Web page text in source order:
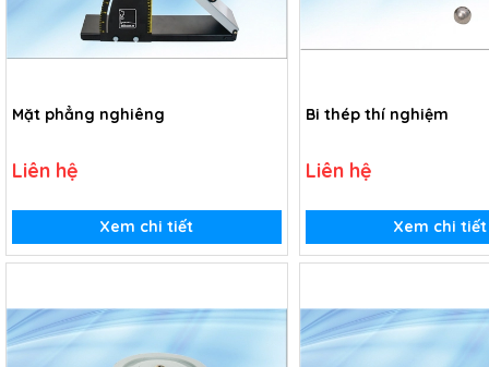
Mặt phẳng nghiêng
Liên hệ
Xem chi tiết
Bi thép thí nghiệm
Liên hệ
Xem chi tiết